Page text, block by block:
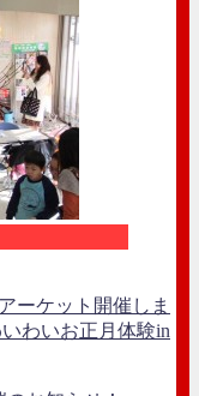
ーケット開催しま
わいお正月体験in